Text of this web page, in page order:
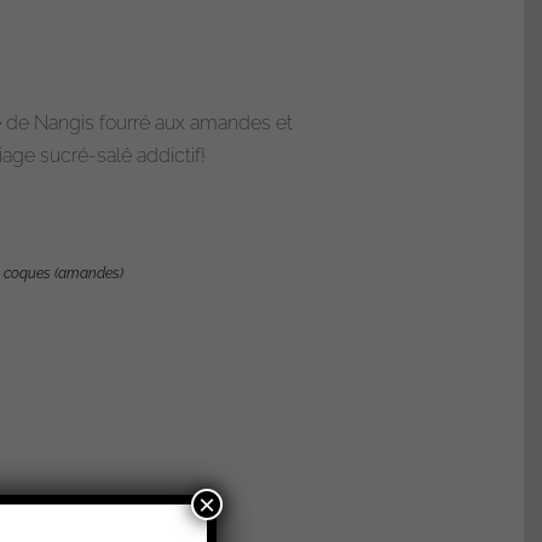
Nangis fourré aux amandes et
sucré-salé addictif!
(amandes)
×